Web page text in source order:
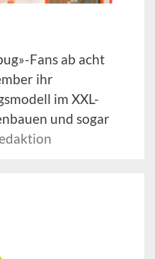
Fans ab acht
ihr
im XXL-
und sogar